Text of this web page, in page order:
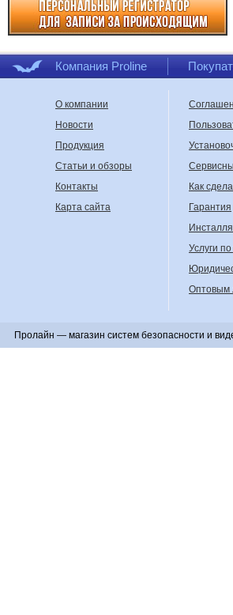
Компания Proline
О компании
Новости
Продукция
Статьи и обзоры
Контакты
Карта сайта
Как
Гарантия
Услуги
Оптовым
Пролайн — магазин систем безопасности и